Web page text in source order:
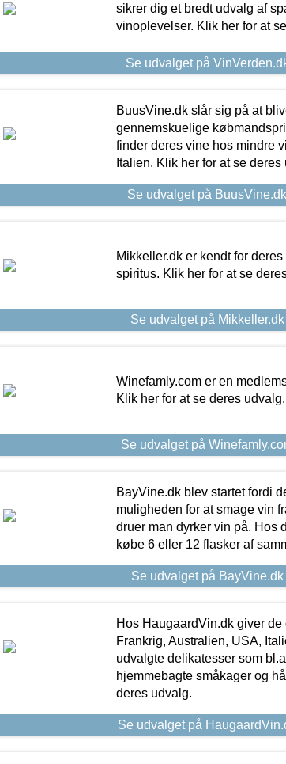
sikrer dig et bredt udvalg af
vinoplevelser. Klik her for at
Se udvalget på
BuusVine.dk slår sig på at
gennemskuelige
finder deres vine hos mindre
Italien. Klik her for at se deres
Se udvalget på BuusVine.dk
Mikkeller.dk er kendt for
spiritus. Klik her for at se
Se udvalget på Mikkeller.dk
Winefamly.com er en
Klik her for at se deres udvalg.
Se udvalget på
BayVine.dk blev startet fordi
muligheden for at smage vin
druer man dyrker vin på. Hos
købe 6 eller 12 flasker af
Se udvalget på BayVine.dk
Hos HaugaardVin.dk giver
Frankrig, Australien, USA,
udvalgte delikatesser som
hjemmebagte småkager og
deres udvalg.
Se udvalget på